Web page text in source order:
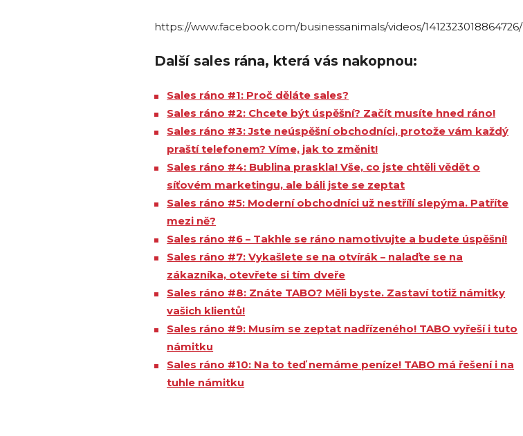
https://www.facebook.com/businessanimals/videos/1412323018864726/
Další sales rána, která vás nakopnou:
Sales ráno #1: Proč děláte sales?
Sales ráno #2: Chcete být úspěšní? Začít musíte hned ráno!
Sales ráno #3: Jste neúspěšní obchodníci, protože vám každý
praští telefonem? Víme, jak to změnit!
Sales ráno #4: Bublina praskla! Vše, co jste chtěli vědět o
síťovém marketingu, ale báli jste se zeptat
Sales ráno #5: Moderní obchodníci už nestřílí slepýma. Patříte
mezi ně?
Sales ráno #6 – Takhle se ráno namotivujte a budete úspěšní!
Sales ráno #7: Vykašlete se na otvírák – nalaďte se na
zákazníka, otevřete si tím dveře
Sales ráno #8: Znáte TABO? Měli byste. Zastaví totiž námitky
vašich klientů!
Sales ráno #9: Musím se zeptat nadřízeného! TABO vyřeší i tuto
námitku
Sales ráno #10: Na to teď nemáme peníze! TABO má řešení i na
tuhle námitku